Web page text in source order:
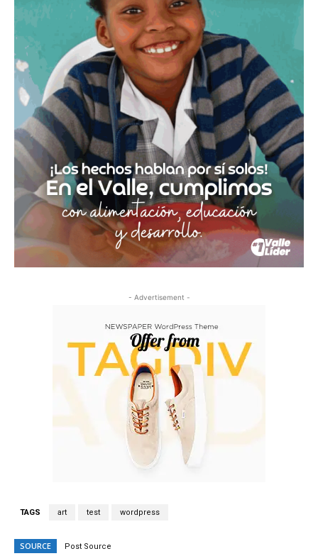
- Advertisement -
TAGS art test wordpress
SOURCE Post Source